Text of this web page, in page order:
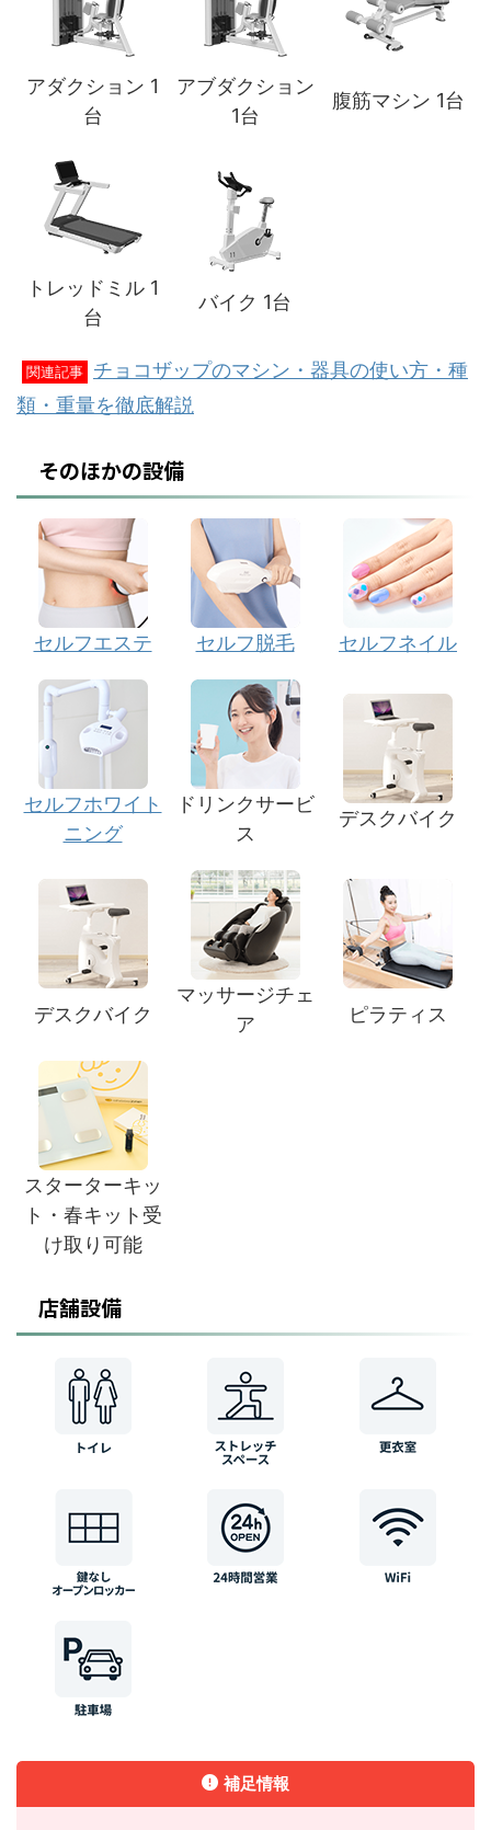
アダクション 1
台
アブダクション
1台
腹筋マシン 1台
トレッドミル 1
台
バイク 1台
関連記事
チョコザップのマシン・器具の使い方・種
類・重量を徹底解説
そのほかの設備
セルフエステ セルフ脱毛 セルフネイル
セルフホワイト
ニング
ドリンクサービ
ス
デスクバイク
デスクバイク
マッサージチェ
ア
ピラティス
スターターキッ
ト・春キット受
け取り可能
店舗設備
補足情報